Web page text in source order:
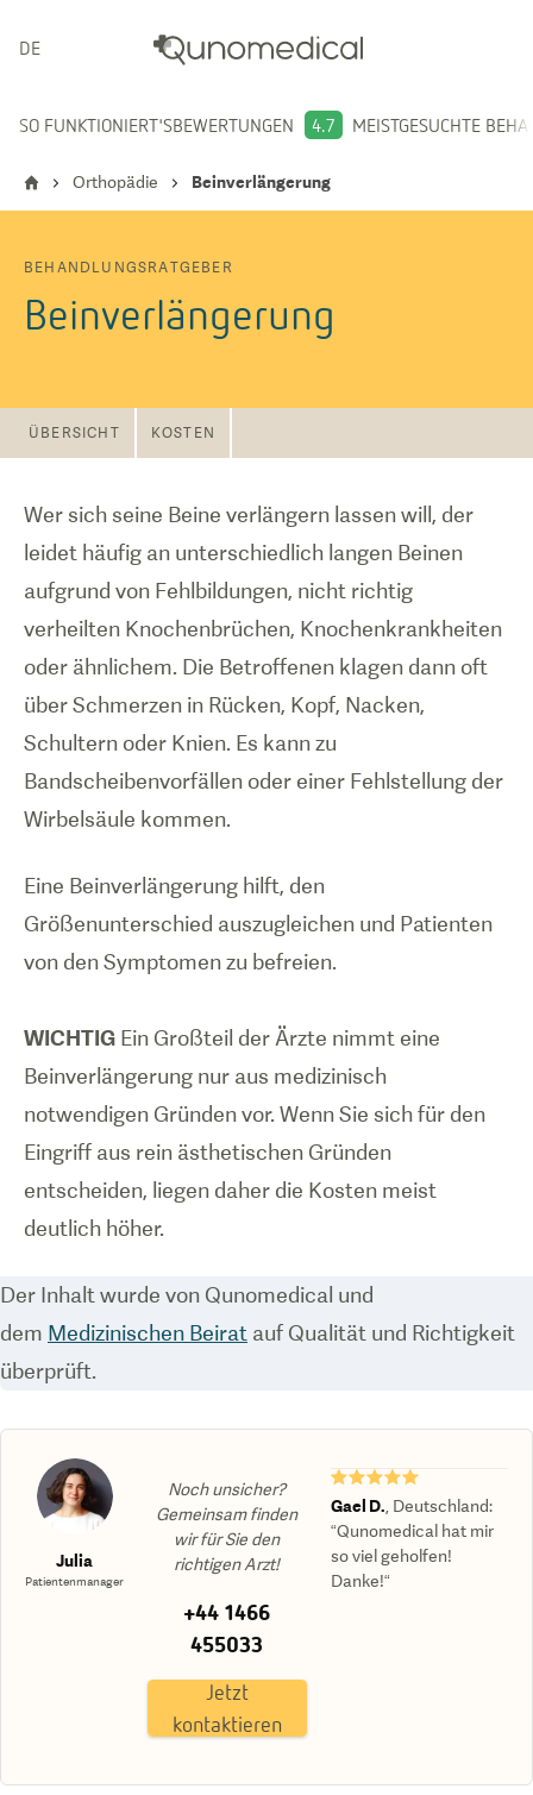
DEUTSCH
SO FUNKTIONIERT'SBEWERTUNGEN 4.7 MEISTGESUCHTE
Orthopädie Beinverlängerung
BEHANDLUNGSRATGEBER
Beinverlängerung
ÜBERSICHT KOSTEN
Wer sich seine Beine verlängern lassen will, der
leidet häufig an unterschiedlich langen Beinen
aufgrund von Fehlbildungen, nicht richtig
verheilten Knochenbrüchen, Knochenkrankheiten
oder ähnlichem. Die Betroffenen klagen dann oft
über Schmerzen in Rücken, Kopf, Nacken,
Schultern oder Knien. Es kann zu
Bandscheibenvorfällen oder einer Fehlstellung der
Wirbelsäule kommen.
Eine Beinverlängerung hilft, den
Größenunterschied auszugleichen und Patienten
von den Symptomen zu befreien.
WICHTIG Ein Großteil der Ärzte nimmt eine
Beinverlängerung nur aus medizinisch
notwendigen Gründen vor. Wenn Sie sich für den
Eingriff aus rein ästhetischen Gründen
entscheiden, liegen daher die Kosten meist
deutlich höher.
Der Inhalt wurde von Qunomedical und
dem Medizinischen Beirat auf Qualität und Richtigkeit
überprüft.
Julia
Patientenmanager
Noch unsicher?
Gemeinsam finden
wir für Sie den
richtigen Arzt!
+44 1466
455033
Jetzt
kontaktieren
★★★★★
Gael D. Deutschland:
“Qunomedical hat mir
so viel geholfen!
Danke!“